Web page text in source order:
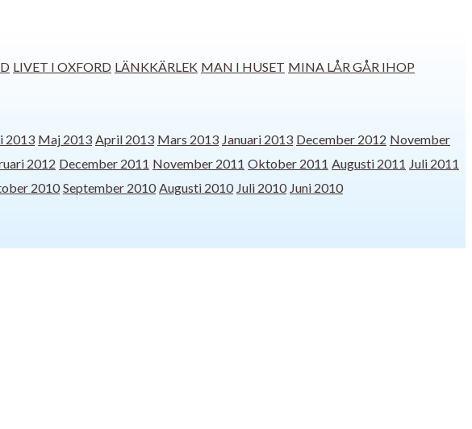
LIVET I OXFORD LÄNKKÄRLEK MAN I HUSET MINA LÅR GÅR IHOP
2013 Maj 2013 April 2013 Mars 2013 Januari 2013 December 2012 November
2012 December 2011 November 2011 Oktober 2011 Augusti 2011 Juli 2011
2010 September 2010 Augusti 2010 Juli 2010 Juni 2010